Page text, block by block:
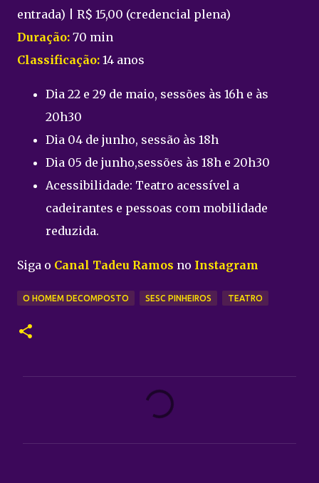
entrada) | R$ 15,00 (credencial plena)
Duração: 70 min
Classificação: 14 anos
Dia 22 e 29 de maio, sessões às 16h e às
20h30
Dia 04 de junho, sessão às 18h
Dia 05 de junho,sessões às 18h e 20h30
Acessibilidade: Teatro acessível a
cadeirantes e pessoas com mobilidade
reduzida.
Siga o Canal Tadeu Ramos no Instagram
O HOMEM DECOMPOSTO SESC PINHEIROS TEATRO